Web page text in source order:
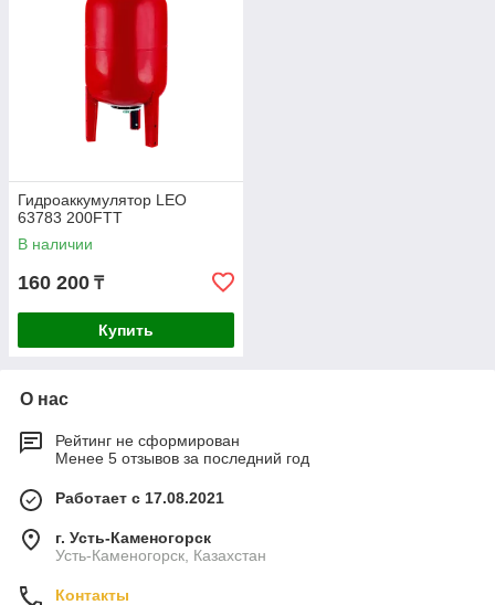
Гидроаккумулятор LEO
63783 200FTT
В наличии
160 200 ₸
Купить
О нас
Рейтинг не сформирован
Менее 5 отзывов за последний год
Работает с 17.08.2021
г. Усть-Каменогорск
Усть-Каменогорск, Казахстан
Контакты